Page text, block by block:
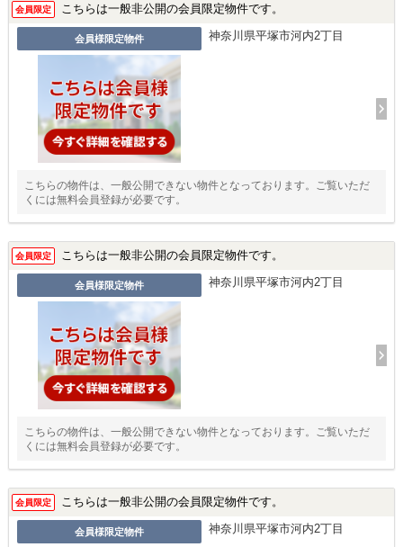
会員限定 こちらは一般非公開の会員限定物件です。
会員様限定物件 神奈川県平塚市河内2丁目
こちらの物件は、一般公開できない物件となっております。ご覧いただ
くには無料会員登録が必要です。
会員限定 こちらは一般非公開の会員限定物件です。
会員様限定物件 神奈川県平塚市河内2丁目
こちらの物件は、一般公開できない物件となっております。ご覧いただ
くには無料会員登録が必要です。
会員限定 こちらは一般非公開の会員限定物件です。
会員様限定物件 神奈川県平塚市河内2丁目